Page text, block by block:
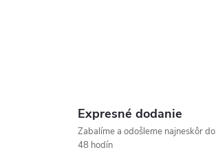
Expresné dodanie
Zabalíme a odošleme najneskôr do
48 hodín